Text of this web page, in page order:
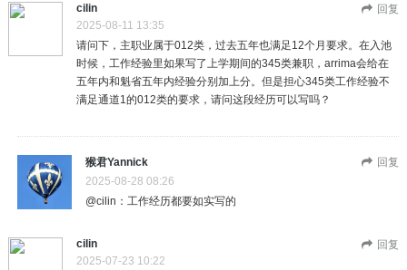
cilin
回复
2025-08-11 13:35
请问下，主职业属于012类，过去五年也满足12个月要求。在入池
时候，工作经验里如果写了上学期间的345类兼职，arrima会给在
五年内和魁省五年内经验分别加上分。但是担心345类工作经验不
满足通道1的012类的要求，请问这段经历可以写吗？
猴君Yannick
回复
2025-08-28 08:26
@cilin：工作经历都要如实写的
cilin
回复
2025-07-23 10:22